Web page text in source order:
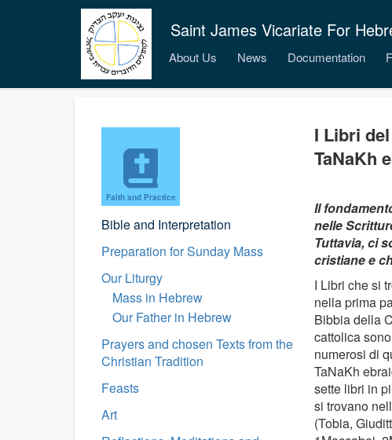
Saint James Vicariate For
About Us News Documentation
Faith and Practice
Bible and Interpretation
Preparation for Sunday Mass
Our Liturgy
Mass in Hebrew
Our Father in Hebrew
Prayers and chosen Texts from the
Christian Tradition
Feasts
Art
I Libri
TaNaKh
Il
nelle
Tuttavia, ci
cristiane e
I Libri che si
nella prima
Bibbia della
cattolica
numerosi di
TaNaKh
sette libri in
si trovano
(Tobia,